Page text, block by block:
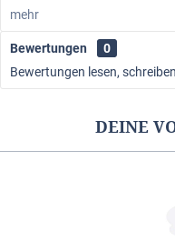
mehr
Bewertungen
0
Bewertungen lesen,
DEINE